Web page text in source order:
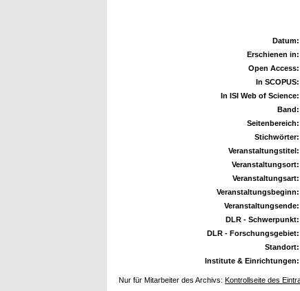
Datum:
Erschienen in:
Open Access:
In SCOPUS:
In ISI Web of Science:
Band:
Seitenbereich:
Stichwörter:
Veranstaltungstitel:
Veranstaltungsort:
Veranstaltungsart:
Veranstaltungsbeginn:
Veranstaltungsende:
DLR - Schwerpunkt:
DLR - Forschungsgebiet:
Standort:
Institute & Einrichtungen:
Nur für Mitarbeiter des Archivs: Kontrollseite des